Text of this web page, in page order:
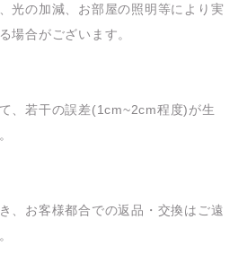
光の加減、お部屋の照明等により実
場合がございます。
、若干の誤差(1cm~2cm程度)が生
、お客様都合での返品・交換はご遠